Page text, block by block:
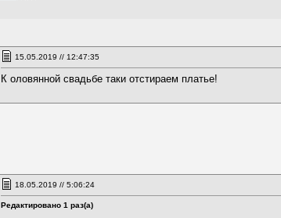
15.05.2019 // 12:47:35
К оловянной свадьбе таки отстираем платье!
18.05.2019 // 5:06:24
Редактировано 1 раз(а)